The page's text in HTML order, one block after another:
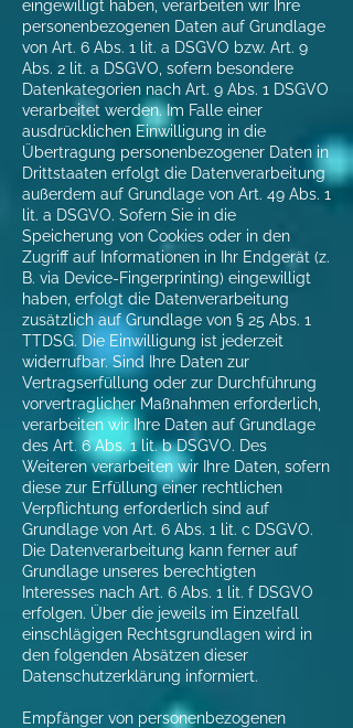
eingewilligt haben, verarbeiten wir Ihre
personenbezogenen Daten auf Grundlage
von Art. 6 Abs. 1 lit. a DSGVO bzw. Art. 9
Abs. 2 lit. a DSGVO, sofern besondere
Datenkategorien nach Art. 9 Abs. 1 DSGVO
verarbeitet werden. Im Falle einer
ausdrücklichen Einwilligung in die
Übertragung personenbezogener Daten in
Drittstaaten erfolgt die Datenverarbeitung
außerdem auf Grundlage von Art. 49 Abs. 1
lit. a DSGVO. Sofern Sie in die
Speicherung von Cookies oder in den
Zugriff auf Informationen in Ihr Endgerät (z.
B. via Device-Fingerprinting) eingewilligt
haben, erfolgt die Datenverarbeitung
zusätzlich auf Grundlage von § 25 Abs. 1
TTDSG. Die Einwilligung ist jederzeit
widerrufbar. Sind Ihre Daten zur
Vertragserfüllung oder zur Durchführung
vorvertraglicher Maßnahmen erforderlich,
verarbeiten wir Ihre Daten auf Grundlage
des Art. 6 Abs. 1 lit. b DSGVO. Des
Weiteren verarbeiten wir Ihre Daten, sofern
diese zur Erfüllung einer rechtlichen
Verpflichtung erforderlich sind auf
Grundlage von Art. 6 Abs. 1 lit. c DSGVO.
Die Datenverarbeitung kann ferner auf
Grundlage unseres berechtigten
Interesses nach Art. 6 Abs. 1 lit. f DSGVO
erfolgen. Über die jeweils im Einzelfall
einschlägigen Rechtsgrundlagen wird in
den folgenden Absätzen dieser
Datenschutzerklärung informiert.
Empfänger von personenbezogenen